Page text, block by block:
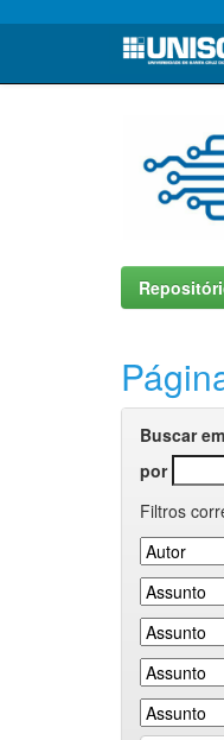
Skip
Buscar
por
Filtros